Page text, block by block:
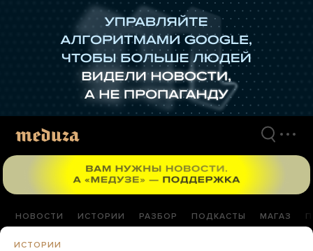
НОВОСТИ ИСТОРИИ РАЗБОР ПОДКАСТЫ МАГАЗ
ИСТОРИИ